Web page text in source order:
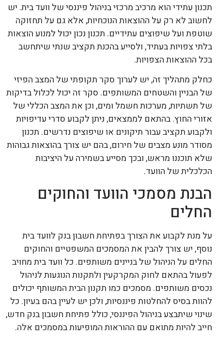
תכנון עתידי הוא מרכיב מרכזי בניהול פיננסי של וועד בית. יש
לחשוב לא רק על ההוצאות הנוכחיות, אלא גם על תחזוקה
שוטפת ועל שיפוצים עתידיים. תכנון נכון יכול למנוע הוצאות
בלתי צפויות בעתיד, ולסייע בהכנת תקציב שנתי שיתחשב
בכל ההוצאות הצפויות.
כחלק מתהליך זה, יש לערוך סקר תקופתי של המצב הפיזי
של הבניין והשטחים המשותפים. סקר זה יכול לכלול בדיקות
של תשתיות, מערכות חשמל ומים, וכן את המצב הכללי של
אזורי החוץ. בהתאם לממצאים, ניתן לקבוע סדרי עדיפויות
ולקבוע תקציב עבור תיקונים או שיפוצים נדרשים. תכנון
מסודר מונע מצבים של חירום, בהם יש צורך בהוצאות גבוהות
שלא תוכננו מראש, ובכך מסייע בשמירה על היציבות
הכלכלית של הוועד.
הבנת מסמכי הוועד והחוקים
החלים
על מנת לקבוע את הצורך בפתיחת חשבון בנק לוועד בית
נוסף, יש צורך להבין את המסמכים המשפטיים והחוקים
החלים על הניהול של בניינים משותפים. כל וועד בית מחויב
לפעול בהתאם לחוק המקרקעין ולתקנות הנוגעות לניהול
נכסים משותפים. מסמכים כמו תקנון הבית המשותף יכולים
להוות בסיס להחלטות פיננסיות, ולכן יש לעיין בהם בעיון. כל
שינוי שיתבצע בניהול הפיננסי, כולל פתיחת חשבון בנק חדש,
חייב להיות מתואם עם ההוראות המופיעות במסמכים אלה.